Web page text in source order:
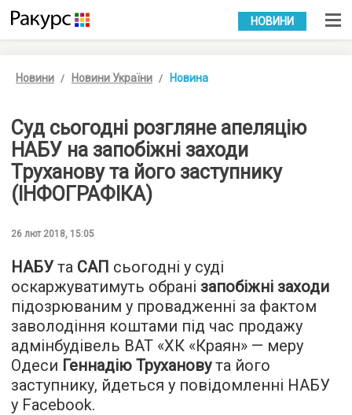
УКР РУС
НОВИНИ
Новини Новини України Новина
Суд сьогодні розгляне апеляцію
НАБУ на запобіжні заходи
Труханову та його заступнику
(ІНФОГРАФІКА)
26 лют 2018, 15:05
НАБУта САП сьогодні у суді
оскаржуватимуть обрані запобіжні заходи
підозрюваним у провадженні за фактом
заволодіння коштами під час продажу
адмінбудівель ВАТ «ХК «Краян» — меру
Одеси Геннадію Трухановута його
заступнику, йдеться у повідомленні НАБУ
у Facebook.